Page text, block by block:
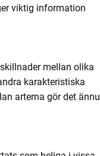
viktig information
mellan olika
karakteristiska
arterna gör det ännu